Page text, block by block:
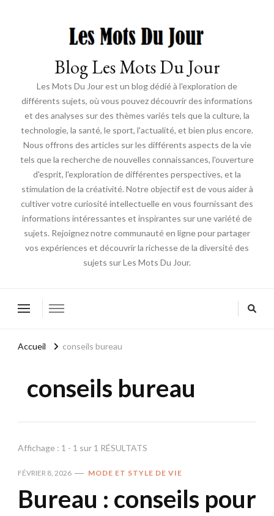
Blog Les Mots Du Jour
Les Mots Du Jour est un blog dédié à l'exploration de
différents sujets, où vous pouvez découvrir des informations
et des analyses sur des thèmes variés tels que la culture, la
technologie, la santé, le sport, l'actualité, et bien plus encore.
Nous offrons des articles sur les différents aspects de la vie
tels que la recherche de nouvelles connaissances, l'ouverture
d'esprit, l'exploration de différentes perspectives, et la
stimulation de la créativité. Notre objectif est de vous aider à
cultiver votre curiosité intellectuelle en vous fournissant des
informations intéressantes et inspirantes sur une variété de
sujets. Rejoignez notre communauté en ligne pour partager
vos expériences et découvrir la richesse de la diversité des
sujets sur Les Mots Du Jour.
Accueil conseils bureau
conseils bureau
Affichage : 1 - 1 sur 1 RÉSULTATS
FÉVRIER 8, 2026 MODE ET STYLE DE VIE
Bureau : conseils pour